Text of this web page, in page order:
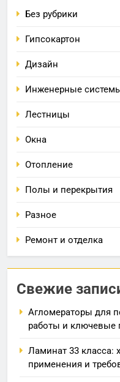
Без рубрики
Гипсокартон
Дизайн
Инженерные
Лестницы
Окна
Отопление
Полы и перекрытия
Разное
Ремонт и отделка
Свежие
Агломераторы для
работы и ключевые
Ламинат 33 класса:
применения и